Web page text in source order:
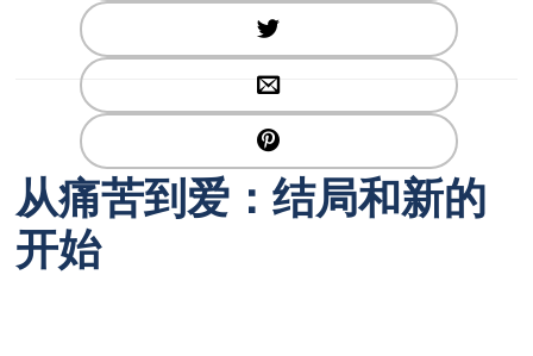
从痛苦到爱：结局和新的
开始